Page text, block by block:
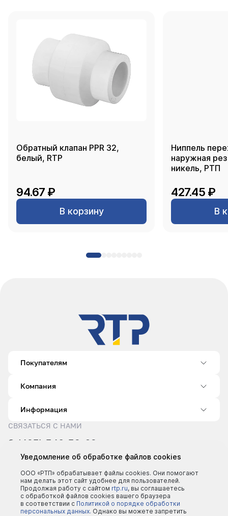
Обратный клапан PPR 32,
белый, RTP
94.67 ₽
В корзину
Ниппель
наружная
никель, РТП
427.45 ₽
В
Покупателям
Компания
Информация
СВЯЗАТЬСЯ С НАМИ
8 (495) 540-52-62
sale@rtp.ru
Пн–Пт: 9:00–18:00
Уведомление об обработке файлов cookies
ООО «РТП» обрабатывает файлы cookies. Они помогают
нам делать этот сайт удобнее для пользователей.
Продолжая работу с сайтом rtp.ru, вы соглашаетесь
с обработкой файлов cookies вашего браузера
в соответствии с Политикой о порядке обработки
персональных данных. Однако вы можете запретить